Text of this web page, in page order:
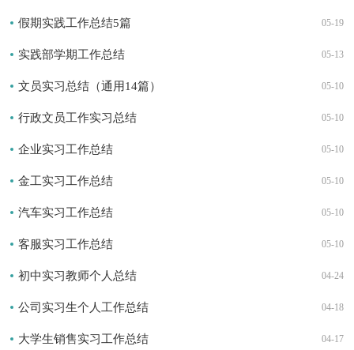
05-19
假期实践工作总结5篇
05-13
实践部学期工作总结
05-10
文员实习总结（通用14篇）
05-10
行政文员工作实习总结
05-10
企业实习工作总结
05-10
金工实习工作总结
05-10
汽车实习工作总结
05-10
客服实习工作总结
04-24
初中实习教师个人总结
04-18
公司实习生个人工作总结
04-17
大学生销售实习工作总结